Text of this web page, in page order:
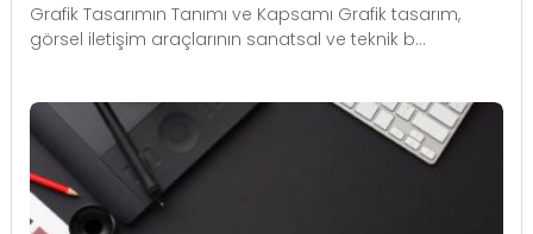
Grafik Tasarımın Tanımı ve Kapsamı Grafik tasarım,
görsel iletişim araçlarının sanatsal ve teknik b...